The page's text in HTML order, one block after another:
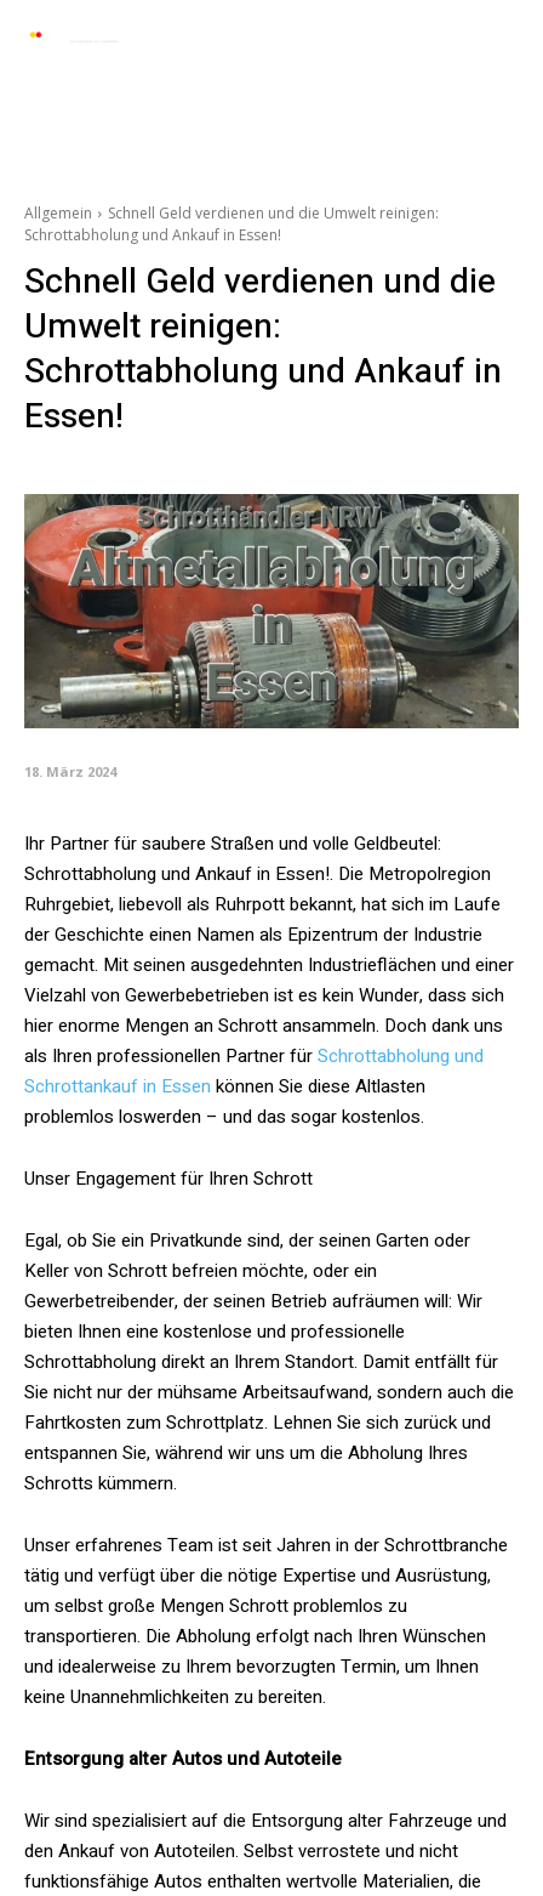
Allgemein
Schnell Geld verdienen und die Umwelt reinigen:
Schrottabholung und Ankauf in Essen!
Schnell Geld verdienen und die
Umwelt reinigen:
Schrottabholung und Ankauf in
Essen!
18. März 2024
Ihr Partner für saubere Straßen und volle Geldbeutel:
Schrottabholung und Ankauf in Essen!. Die Metropolregion
Ruhrgebiet, liebevoll als Ruhrpott bekannt, hat sich im Laufe
der Geschichte einen Namen als Epizentrum der Industrie
gemacht. Mit seinen ausgedehnten Industrieflächen und einer
Vielzahl von Gewerbebetrieben ist es kein Wunder, dass sich
hier enorme Mengen an Schrott ansammeln. Doch dank uns
als Ihren professionellen Partner fürSchrottabholung und
Schrottankauf in Essen können Sie diese Altlasten
problemlos loswerden – und das sogar kostenlos.
Unser Engagement für Ihren Schrott
Egal, ob Sie ein Privatkunde sind, der seinen Garten oder
Keller von Schrott befreien möchte, oder ein
Gewerbetreibender, der seinen Betrieb aufräumen will: Wir
bieten Ihnen eine kostenlose und professionelle
Schrottabholung direkt an Ihrem Standort. Damit entfällt für
Sie nicht nur der mühsame Arbeitsaufwand, sondern auch die
Fahrtkosten zum Schrottplatz. Lehnen Sie sich zurück und
entspannen Sie, während wir uns um die Abholung Ihres
Schrotts kümmern.
Unser erfahrenes Team ist seit Jahren in der Schrottbranche
tätig und verfügt über die nötige Expertise und Ausrüstung,
um selbst große Mengen Schrott problemlos zu
transportieren. Die Abholung erfolgt nach Ihren Wünschen
und idealerweise zu Ihrem bevorzugten Termin, um Ihnen
keine Unannehmlichkeiten zu bereiten.
Entsorgung alter Autos und Autoteile
Wir sind spezialisiert auf die Entsorgung alter Fahrzeuge und
den Ankauf von Autoteilen. Selbst verrostete und nicht
funktionsfähige Autos enthalten wertvolle Materialien, die